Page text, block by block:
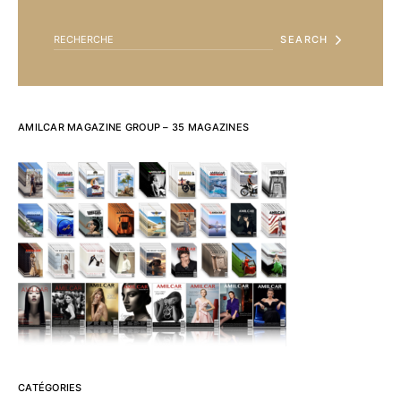
SEARCH
AMILCAR MAGAZINE GROUP – 35 MAGAZINES
CATÉGORIES